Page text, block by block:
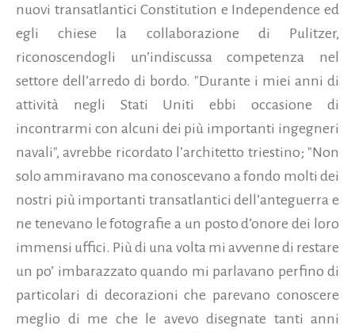
nuovi transatlantici Constitution e Independence ed
egli chiese la collaborazione di Pulitzer,
riconoscendogli un’indiscussa competenza nel
settore dell’arredo di bordo. "Durante i miei anni di
attività negli Stati Uniti ebbi occasione di
incontrarmi con alcuni dei più importanti ingegneri
navali", avrebbe ricordato l’architetto triestino; "Non
solo ammiravano ma conoscevano a fondo molti dei
nostri più importanti transatlantici dell’anteguerra e
ne tenevano le fotografie a un posto d’onore dei loro
immensi uffici. Più di una volta mi avvenne di restare
un po’ imbarazzato quando mi parlavano perfino di
particolari di decorazioni che parevano conoscere
meglio di me che le avevo disegnate tanti anni